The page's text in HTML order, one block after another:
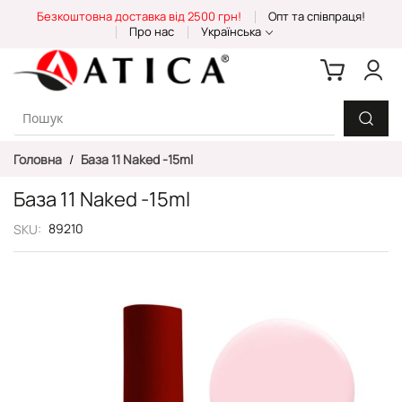
Content
Безкоштовна доставка від 2500 грн!
Опт та співпраця!
Про нас
Українська
Головна База 11 Naked -15ml
База 11 Naked -15ml
SKU 89210